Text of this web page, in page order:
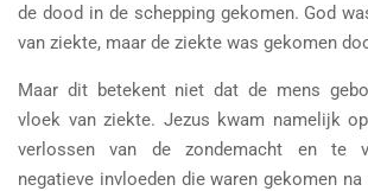
de dood in de schepping gekomen. God
van ziekte, maar de ziekte was gekomen
Maar dit betekent niet dat de mens
vloek van ziekte. Jezus kwam namelijk
verlossen van de zondemacht en te
negatieve invloeden die waren gekomen na